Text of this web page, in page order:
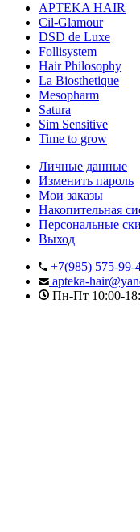
APTEKA HAIR
Cil-Glamour
DSD de Luxe
Follisystem
Hair Philosophy
La Biosthetique
Mesopharm
Satura
Sim Sensitive
Time to grow
Личные данные
Изменить пароль
Мои заказы
Накопительная
Персональные
Выход
+7(985) 575-99-
apteka-
Пн-Пт 10:00-